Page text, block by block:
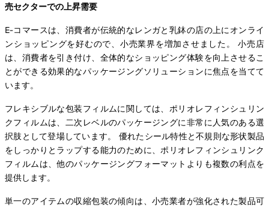
売セクターでの上昇需要
E-コマースは、消費者が伝統的なレンガと乳鉢の店の上にオンライ
ンショッピングを好むので、小売業界を増加させました。 小売店
は、消費者を引き付け、全体的なショッピング体験を向上させるこ
とができる効果的なパッケージングソリューションに焦点を当てて
います。
フレキシブルな包装フィルムに関しては、ポリオレフィンシュリン
クフィルムは、二次レベルのパッケージングに非常に人気のある選
択肢として登場しています。 優れたシール特性と不規則な形状製品
をしっかりとラップする能力のために、ポリオレフィンシュリンク
フィルムは、他のパッケージングフォーマットよりも複数の利点を
提供します。
単一のアイテムの収縮包装の傾向は、小売業者が強化された製品可